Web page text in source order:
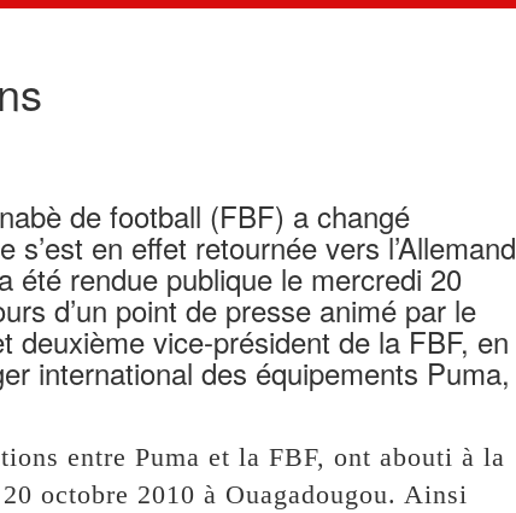
de football (FBF) a changé
s’est en effet retournée vers l’Allemand
été rendue publique le mercredi 20
d’un point de presse animé par le
deuxième vice-président de la FBF, en
international des équipements Puma,
entre Puma et la FBF, ont abouti à la
octobre 2010 à Ouagadougou. Ainsi